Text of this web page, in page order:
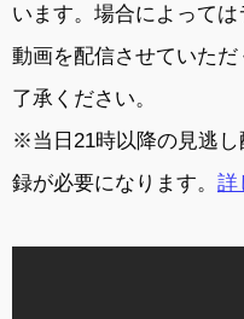
います。場合によって
動画を配信させていた
了承ください。
※当日21時以降の見逃
録が必要になります。 詳